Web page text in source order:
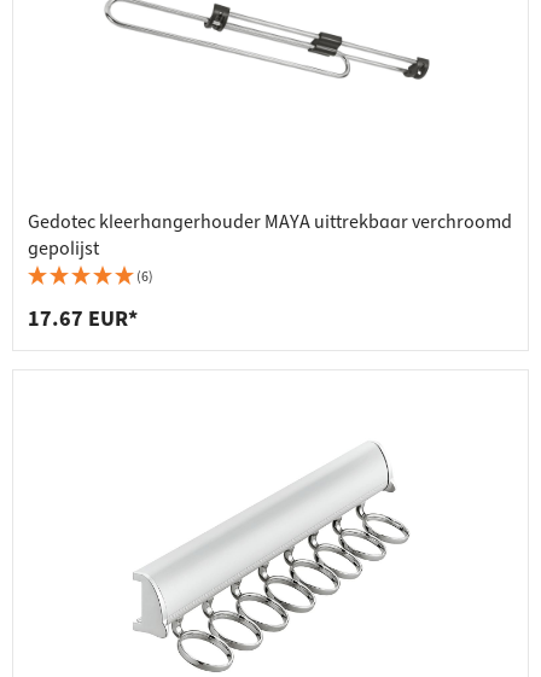
Gedotec kleerhangerhouder MAYA uittrekbaar verchroomd
gepolijst
(6)
17.67 EUR*